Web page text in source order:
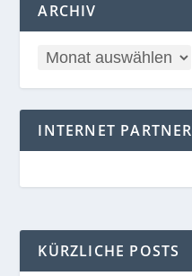
ARCHIV
INTERNET PARTNER
KÜRZLICHE POSTS